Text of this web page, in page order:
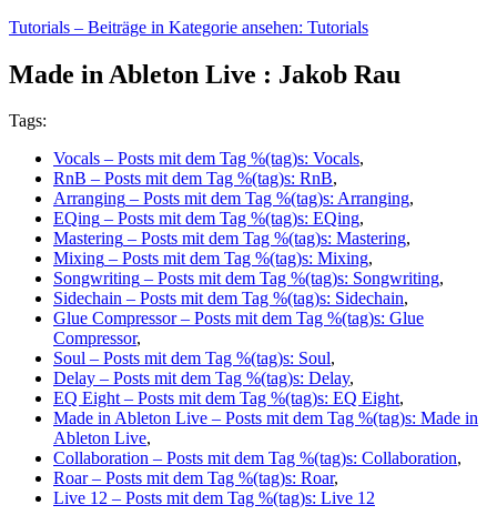
Tutorials – Beiträge in Kategorie ansehen: Tutorials
Made in Ableton Live : Jakob Rau
Tags:
Vocals – Posts mit dem Tag %(tag)s: Vocals,
RnB – Posts mit dem Tag %(tag)s: RnB,
Arranging – Posts mit dem Tag %(tag)s: Arranging,
EQing – Posts mit dem Tag %(tag)s: EQing,
Mastering – Posts mit dem Tag %(tag)s: Mastering,
Mixing – Posts mit dem Tag %(tag)s: Mixing,
Songwriting – Posts mit dem Tag %(tag)s: Songwriting,
Sidechain – Posts mit dem Tag %(tag)s: Sidechain,
Glue Compressor– Posts mit dem Tag %(tag)s: Glue
Compressor,
Soul – Posts mit dem Tag %(tag)s: Soul,
Delay – Posts mit dem Tag %(tag)s: Delay,
EQ Eight– Posts mit dem Tag %(tag)s: EQ Eight,
Made in Ableton Live – Posts mit dem Tag %(tag)s: Made in
Ableton Live,
Collaboration – Posts mit dem Tag %(tag)s: Collaboration,
Roar– Posts mit dem Tag %(tag)s: Roar,
Live 12 – Posts mit dem Tag %(tag)s: Live 12